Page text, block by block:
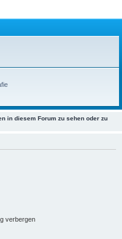
in diesem Forum zu sehen oder zu
verbergen